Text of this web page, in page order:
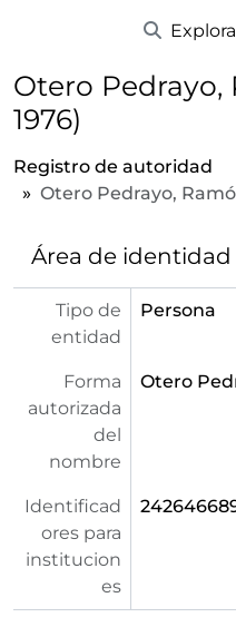
Otero Pedrayo,
1976)
Registro de autoridad
Otero Pedrayo,
Área de identidad
Tipo de
entidad
Persona
Forma
autorizada
del
nombre
Otero
Identificad
ores para
institucion
es